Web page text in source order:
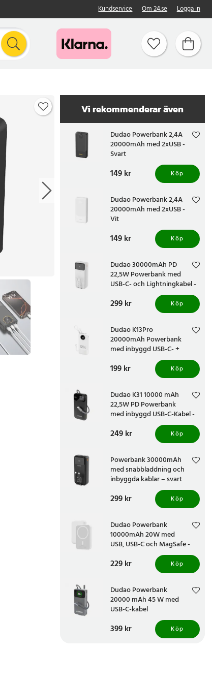
Kundservice Om 24.se Logga in
Vi rekommenderar även
Dudao Powerbank 2,4A
20000mAh med 2xUSB -
Svart
Pris :149 kr
149 kr Köp
Dudao Powerbank 2,4A
20000mAh med 2xUSB -
Vit
Pris :149 kr
149 kr Köp
Dudao 30000mAh PD
22,5W Powerbank med
USB-C- och Lightningkabel -
Pris:299 kr
299 kr Köp
Dudao K13Pro
20000mAh Powerbank
med inbyggd USB-C- +
Lightningkabel - Vit
Pris :199 kr
199 kr Köp
Dudao K31 10000 mAh
22,5W PD Powerbank
med inbyggd USB-C-Kabel -
Pris:249 kr
249 kr Köp
Powerbank 30000mAh
med snabbladdning och
inbyggda kablar – svart
Pris:299 kr
299 kr Köp
Dudao Powerbank
10000mAh 20W med
USB, USB-C och MagSafe -
Pris:229 kr
229 kr Köp
Dudao Powerbank
20000 mAh 45 W med
USB-C-kabel
Pris:399 kr
399 kr Köp